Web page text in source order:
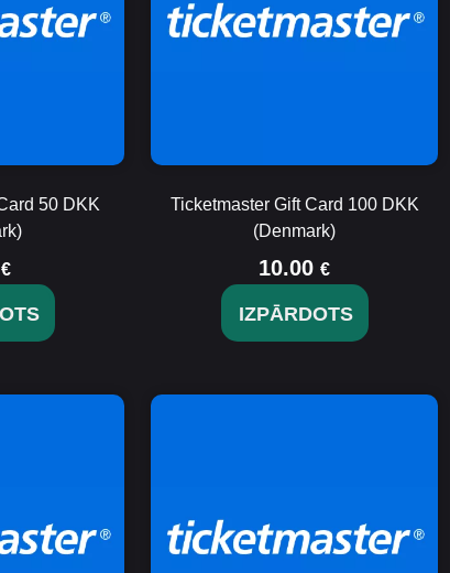
50 DKK
€
Ticketmaster Gift Card 100 DKK
(Denmark)
10.00 €
IZPĀRDOTS